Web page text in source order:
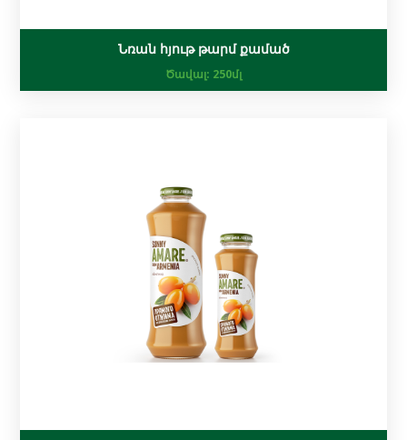
Նռան հյութ թարմ քամած
Ծավալ: 250մլ